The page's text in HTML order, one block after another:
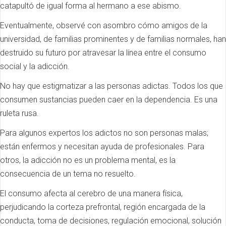
catapultó de igual forma al hermano a ese abismo.
Eventualmente, observé con asombro cómo amigos de la
universidad, de familias prominentes y de familias normales, han
destruido su futuro por atravesar la línea entre el consumo
social y la adicción.
No hay que estigmatizar a las personas adictas. Todos los que
consumen sustancias pueden caer en la dependencia. Es una
ruleta rusa.
Para algunos expertos los adictos no son personas malas;
están enfermos y necesitan ayuda de profesionales. Para
otros, la adicción no es un problema mental, es la
consecuencia de un tema no resuelto.
El consumo afecta al cerebro de una manera física,
perjudicando la corteza prefrontal, región encargada de la
conducta, toma de decisiones, regulación emocional, solución